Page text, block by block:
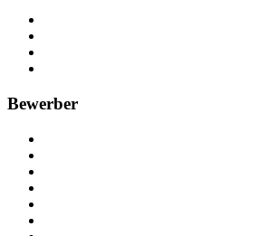
Bewerber